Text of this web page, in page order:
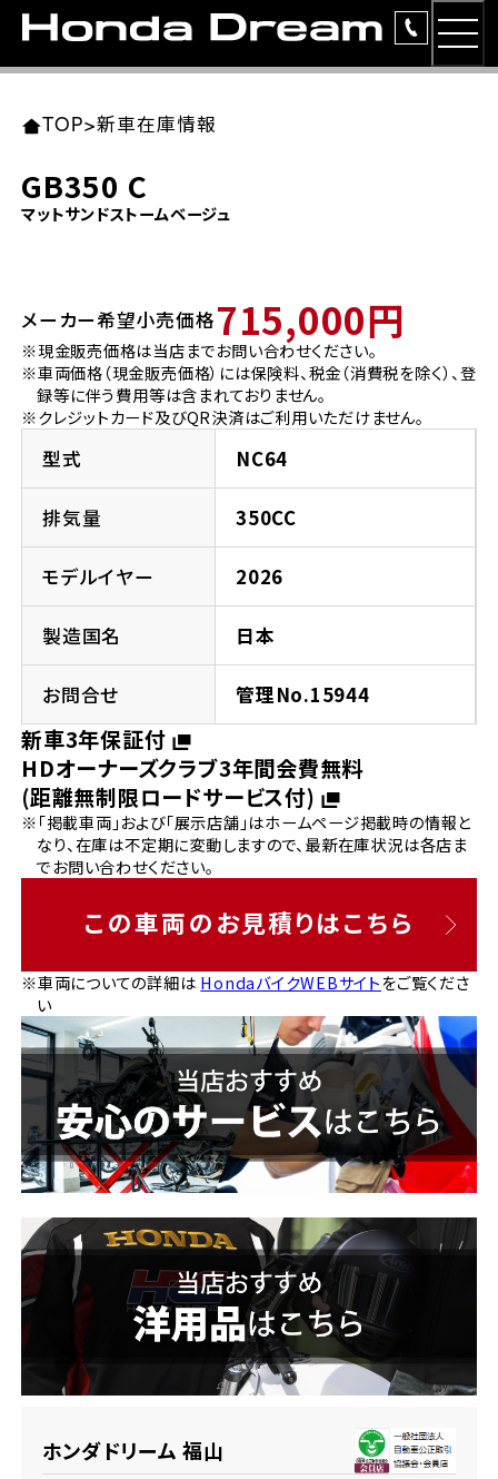
ラインアップ
レンタルバイク
洋用品
イベント
法人向けサービス
お問い合わせ
TOP>新車在庫情報
GB350 C
マットサンドストームベージュ
メーカー希望小売価格715,000円
※現金販売価格は当店までお問い合わせください。
※車両価格（現金販売価格）には保険料、税金（消費税を除く）、登
録等に伴う費用等は含まれておりません。
※クレジットカード及びQR決済はご利用いただけません。
型式 NC64
排気量 350CC
モデルイヤー 2026
製造国名 日本
お問合せ 管理No.15944
新車3年保証付
HDオーナーズクラブ3年間会費無料
(距離無制限ロードサービス付)
※「掲載車両」および「展示店舗」はホームページ掲載時の情報と
なり、在庫は不定期に変動しますので、最新在庫状況は各店ま
でお問い合わせください。
この車両のお見積りはこちら
※車両についての詳細は HondaバイクWEBサイトをご覧くださ
い
ホンダドリーム 福山
東北エリア 店舗一覧
岩手県
宮城県
ホンダドリーム 仙台泉
ホンダドリーム 宮城岩沼
福島県
ホンダドリーム 郡山
関東エリア 店舗一覧
東京都
ホンダドリーム 西東京
ホンダドリーム 練馬
ホンダドリーム 板橋
ホンダドリーム 葛飾
ホンダドリーム 大田
ホンダドリーム 立川
神奈川県
ホンダドリーム 磯子
ホンダドリーム 横浜都筑
ホンダドリーム 横浜緑
千葉県
ホンダドリーム 船橋
ホンダドリーム 松戸
ホンダドリーム 蘇我
埼玉県
中部エリア 店舗一覧
愛知県
ホンダドリーム 名古屋南
ホンダドリーム 小牧
ホンダドリーム 名古屋東
ホンダドリーム 一宮
ホンダドリーム 豊橋
ホンダドリーム 名古屋上小田井
岐阜県
ホンダドリーム 岐阜
近畿エリア 店舗一覧
大阪府
ホンダドリーム 箕面
ホンダドリーム 藤井寺
ホンダドリーム 東淀川
ホンダドリーム 豊中
京都府
ホンダドリーム 京都伏見
ホンダドリーム 京都北山
兵庫県
ホンダドリーム 神戸灘
ホンダドリーム 尼崎
ホンダドリーム 姫路
ホンダドリーム 西宮甲子園
奈良県
ホンダドリーム 奈良
中国・四国エリア 店舗一覧
岡山県
広島県
ホンダドリーム 広島
ホンダドリーム 福山
徳島県
ホンダドリーム 徳島
香川県
ホンダドリーム 高松
高知県
九州エリア 店舗一覧
福岡県
ホンダドリーム 福岡東
ホンダドリーム 久留米
ホンダドリーム 福岡春日
ホンダドリーム 福岡西
熊本県
ホンダドリーム 熊本